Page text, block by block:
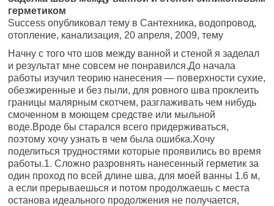
герметиком
Success опубликовал тему в Сантехника, водопровод,
отопление, канализация, 20 апреля, 2009, тему
Начну с того что шов между ванной и стеной я заделал
и результат мне совсем не понравился.До начала
работы изучил теорию нанесения — поверхности сухие,
обезжиренные и без пыли, для ровного шва проклеить
границы малярным скотчем, разглаживать чем нибудь
смоченном в моющем средстве или мыльной
воде.Вроде бы старался всего придерживаться,
поэтому хочу узнать в чем была ошибка.Хочу
поделиться трудностями которые проявились во время
работы.1. Сложно разровнять нанесенный герметик за
один проход по всей длине шва, для моей ванны 1.6 м,
а если прерываешься и потом продолжаешь с места
останова идеального продолжения не получается,